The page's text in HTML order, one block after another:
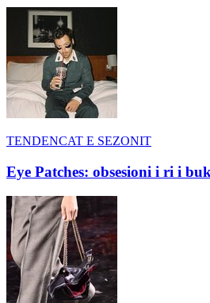
TENDENCAT E SEZONIT
Eye Patches: obsesioni i ri i